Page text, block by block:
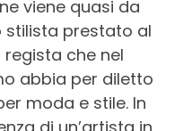
viene quasi da
stilista prestato al
che nel
abbia per diletto
moda e stile. In